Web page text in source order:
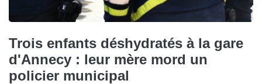
Trois enfants déshydratés à la gare
d'Annecy : leur mère mord un
policier municipal